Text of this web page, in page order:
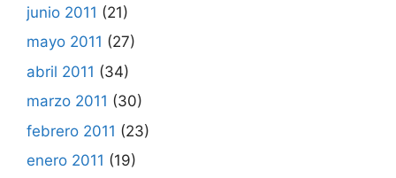
junio 2011 (21)
mayo 2011 (27)
abril 2011 (34)
marzo 2011 (30)
febrero 2011 (23)
enero 2011 (19)